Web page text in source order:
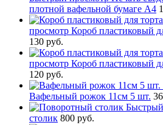
плотной вафельной бумаге А4
просмотр Короб пластиковый
130 руб.
просмотр Короб пластиковый
120 руб.
Вафельный рожок 11см 5 шт.
столик 800 руб.